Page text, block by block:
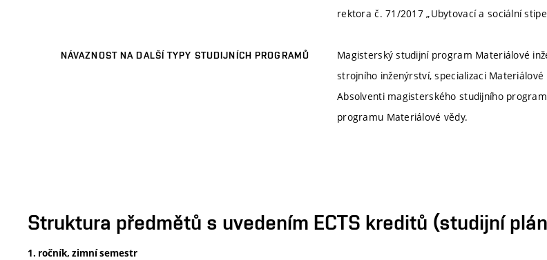
rektora č. 71/2017 „Ubytovací a sociální
NÁVAZNOST NA DALŠÍ TYPY STUDIJNÍCH PROGRAMŮ
Magisterský studijní program Materiálové
strojního inženýrství, specializaci Materiálové
Absolventi magisterského studijního
programu Materiálové vědy.
Struktura předmětů s uvedením ECTS kreditů (studijní
1. ročník, zimní semestr